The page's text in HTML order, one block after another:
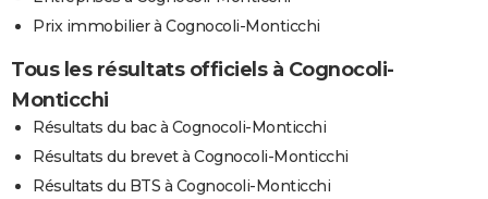
Prix immobilier à Cognocoli-Monticchi
Tous les résultats officiels à Cognocoli-
Monticchi
Résultats du bac à Cognocoli-Monticchi
Résultats du brevet à Cognocoli-Monticchi
Résultats du BTS à Cognocoli-Monticchi